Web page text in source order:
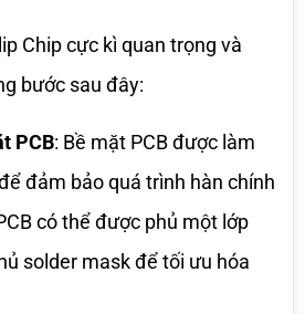
Chip cực kì quan trọng và
bước sau đây:
PCB: Bề mặt PCB được làm
đảm bảo quá trình hàn chính
có thể được phủ một lớp
solder mask để tối ưu hóa